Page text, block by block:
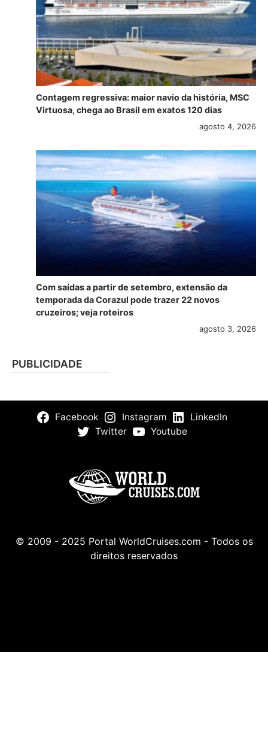
Contagem regressiva: maior navio da história, MSC
Virtuosa, chega ao Brasil em exatos 120 dias
agosto 4, 2026
Com saídas a partir de setembro, extensão da
temporada da Corazul pode trazer 22 novos
cruzeiros; veja roteiros
agosto 3, 2026
PUBLICIDADE
Facebook Instagram
LinkedIn
Twitter
Youtube
© 2009 - 2025 Portal WorldCruises.com - Todos os
direitos reservados